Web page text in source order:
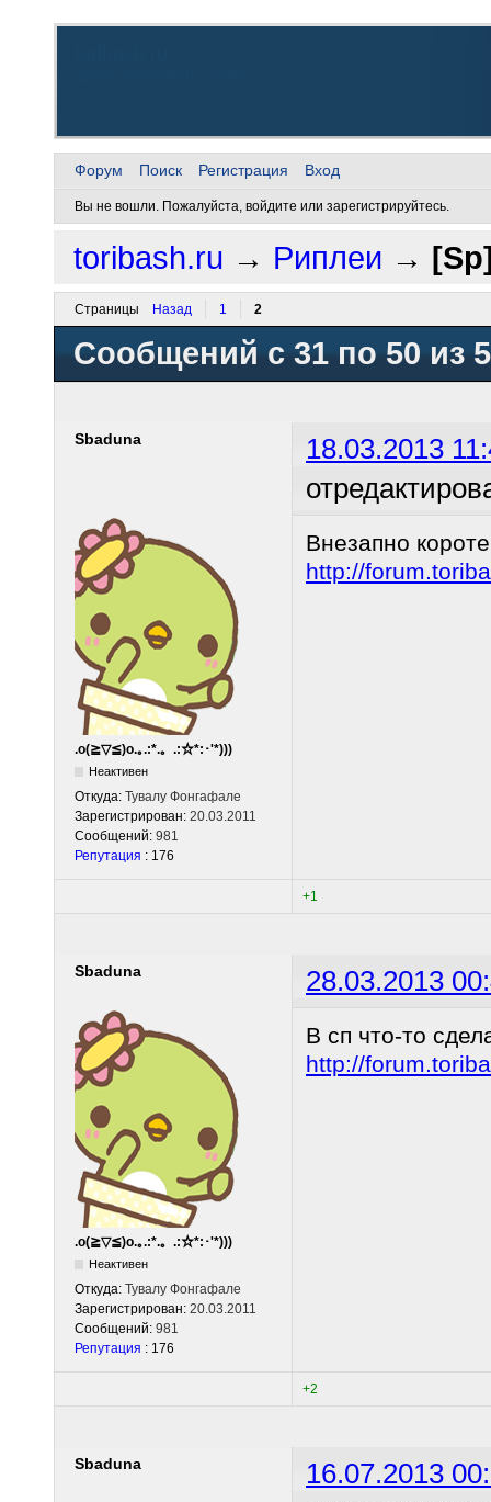
Форум Поиск Регистрация Вход
Вы не вошли. Пожалуйста, войдите или зарегистрируйтесь.
toribash.ru → Риплеи →
Страницы Назад 1 2
Сообщений с 31 по 50 из
Sbaduna
18.03.2013
.o(≧▽≦)o.｡.:*.。.:☆*:･'*)))
Неактивен
Откуда: Тувалу Фонгафале
Зарегистрирован: 20.03.2011
Сообщений: 981
Репутация : 176
Внезапно
http://
+1
Sbaduna 28.03.2013
.o(≧▽≦)o.｡.:*.。.:☆*:･'*)))
Неактивен
Откуда: Тувалу Фонгафале
Зарегистрирован: 20.03.2011
Сообщений: 981
Репутация : 176
В сп что-то
http://
+2
Sbaduna
16.07.2013